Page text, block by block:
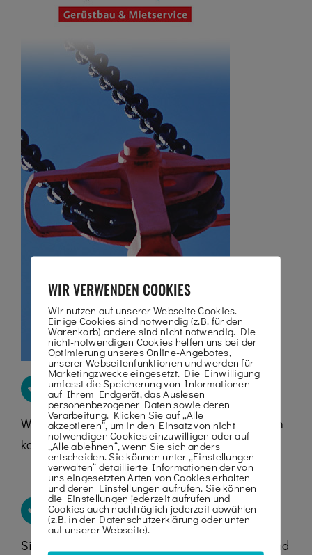
FACHLICHE BERATUNG
Wir bieten Ihnen eine umfassende und fachlich
kompetente Beratung.
KOMPETENZ MIT KRANARBEITEN
Sie können unserer langjährigen Erfahrung rund
WIR VERWENDEN COOKIES
Wir nutzen auf unserer Webseite Cookies.
Einige Cookies sind notwendig (z.B. für den
Warenkorb) andere sind nicht notwendig. Die
nicht-notwendigen Cookies helfen uns bei der
Optimierung unseres Online-Angebotes,
unserer Webseitenfunktionen und werden für
Marketingzwecke eingesetzt. Die Einwilligung
umfasst die Speicherung von Informationen
auf Ihrem Endgerät, das Auslesen
personenbezogener Daten sowie deren
Verarbeitung. Klicken Sie auf „Alle
akzeptieren“, um in den Einsatz von nicht
notwendigen Cookies einzuwilligen oder auf
„Alle ablehnen“, wenn Sie sich anders
entscheiden. Sie können unter „Einstellungen
verwalten“ detaillierte Informationen der von
uns eingesetzten Arten von Cookies erhalten
und deren Einstellungen aufrufen. Sie können
die Einstellungen jederzeit aufrufen und
Cookies auch nachträglich jederzeit abwählen
(z.B. in der Datenschutzerklärung oder unten
auf unserer Webseite).